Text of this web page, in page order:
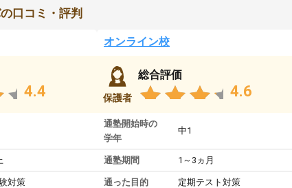
口コミ・評判
4.4
対策
オンライン校
保護者
総合評価
4.6
通塾開始時の
学年
中1
通塾期間 1～3ヵ月
通った目的 定期テスト対策